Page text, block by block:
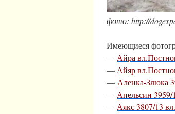
фото: http://
Имеющиеся
— Айра
— Айяр
— Аленка-Злюка
— Апельсин
— Аякс 3807/13